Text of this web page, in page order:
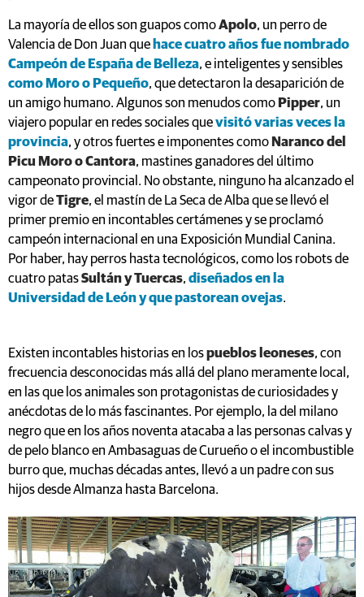
La mayoría de ellos son guapos comoApolo, un perro de
Valencia de Don Juan que hace cuatro años fue nombrado
Campeón de España de Belleza, e inteligentes y sensibles
como Moro o Pequeño, que detectaron la desaparición de
un amigo humano. Algunos son menudos como Pipper, un
viajero popular en redes sociales quevisitó varias veces la
provincia, y otros fuertes e imponentes como Naranco del
Picu Moro o Cantora, mastines ganadores del último
campeonato provincial. No obstante, ninguno ha alcanzado el
vigor deTigre, el mastín de La Seca de Alba que se llevó el
primer premio en incontables certámenes y se proclamó
campeón internacional en una Exposición Mundial Canina.
Por haber, hay perros hasta tecnológicos, como los robots de
cuatro patasSultán y Tuercas, diseñados en la
Universidad de León y que pastorean ovejas.
Existen incontables historias en lospueblos leoneses, con
frecuencia desconocidas más allá del plano meramente local,
en las que los animales son protagonistas de curiosidades y
anécdotas de lo más fascinantes. Por ejemplo, la del milano
negro que en los años noventa atacaba a las personas calvas y
de pelo blanco en Ambasaguas de Curueño o el incombustible
burro que, muchas décadas antes, llevó a un padre con sus
hijos desde Almanza hasta Barcelona.